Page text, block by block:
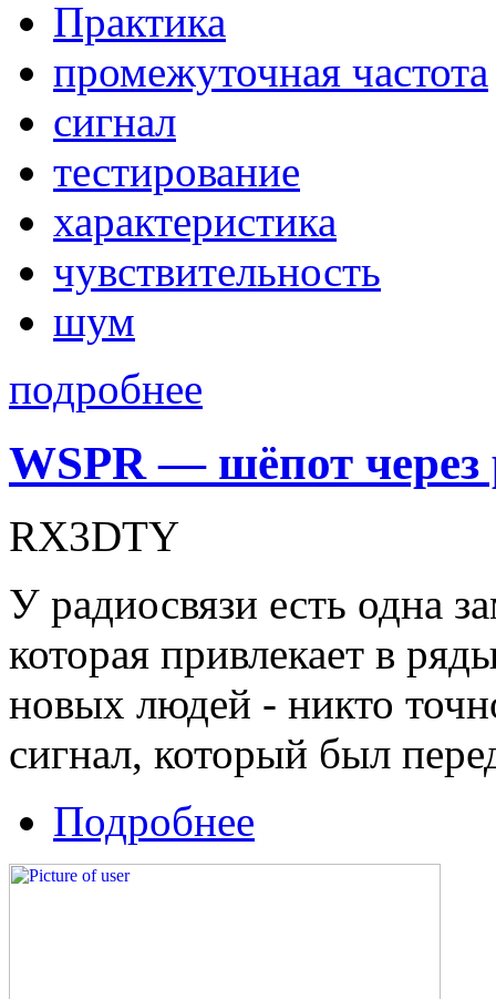
Практика
промежуточная частота
сигнал
тестирование
характеристика
чувствительность
шум
подробнее
WSPR — шёпот через
RX3DTY
У радиосвязи есть одна
которая привлекает в
новых людей - никто
сигнал, который был
Подробнее